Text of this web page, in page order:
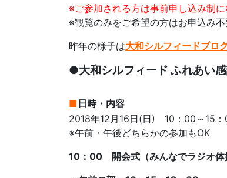
※ご参加される方は事前申し込み制
※観覧のみをご希望の方はお申込み
昨年の様子は大和シルフィードブロ
●大和シルフィード ふれあい
■ 日時・内容
2018年12月16日(日) 10：00～15：
※午前・午後どちらかの参加もOK
10：00 開会式（みんなでラジオ体